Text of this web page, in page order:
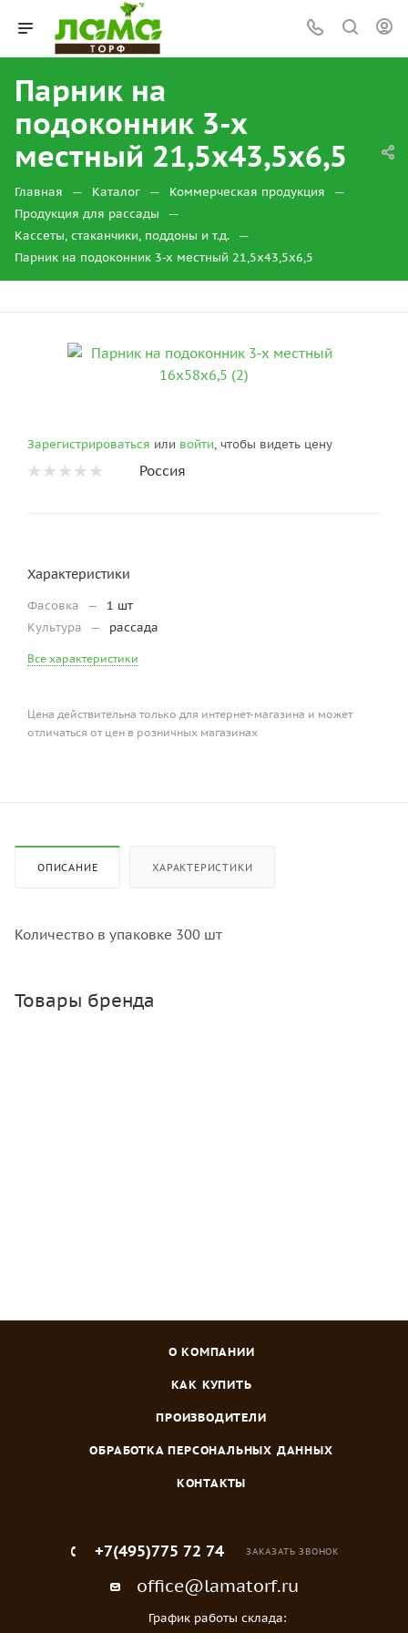
Парник на
подоконник 3-х
местный 21,5х43,5х6,5
Главная — Каталог — Коммерческая продукция —
Продукция для рассады —
Кассеты, стаканчики, поддоны и т.д. —
Парник на подоконник 3-х местный 21,5х43,5х6,5
Зарегистрироваться или войти, чтобы видеть цену
Россия
Характеристики
Фасовка —
1 шт
Культура
— рассада
Все характеристики
Цена действительна только для интернет-магазина и может
отличаться от цен в розничных магазинах
ОПИСАНИЕ ХАРАКТЕРИСТИКИ
Количество в упаковке 300 шт
Товары бренда
О КОМПАНИИ
КАК КУПИТЬ
ПРОИЗВОДИТЕЛИ
ОБРАБОТКА ПЕРСОНАЛЬНЫХ ДАННЫХ
КОНТАКТЫ
+7(495)775 72 74 ЗАКАЗАТЬ ЗВОНОК
office@lamatorf.ru
График работы склада: